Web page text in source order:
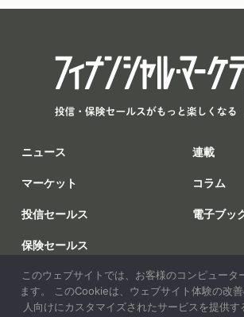
ニュース
マーケット
投信セールス
保険セールス
調査
連載
コラム
電子ブッ
このウェブサイトでは、お客様のコンピュータ
ます。 このCookieは、ウェブサイト体験の改
人向けにカスタマイズされたサービスを提供す